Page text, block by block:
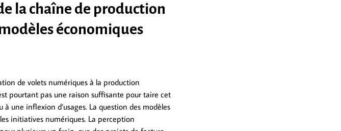
la chaîne de production
économiques
de volets numériques à la production
pourtant pas une raison suffisante pour taire cet
une inflexion d’usages. La question des modèles
initiatives numériques. La perception